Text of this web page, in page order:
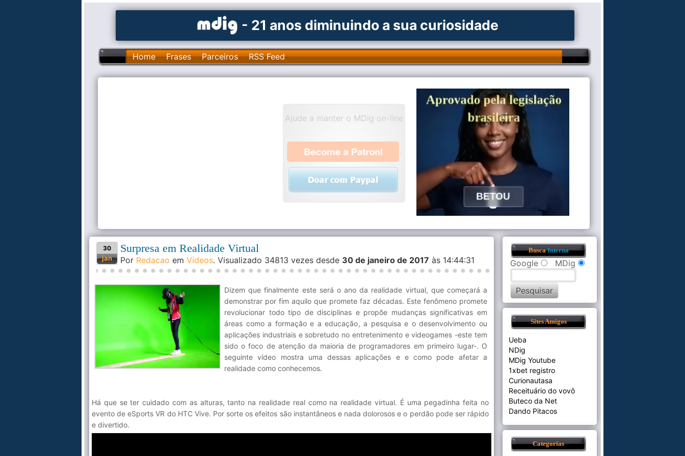
- 21 anos diminuindo a sua curiosidade
Home Frases Parceiros RSS Feed
Ajude a manter o MDig on-line
.
30
jan
Surpresa em Realidade Virtual
Por Redacao em Vídeos. Visualizado 34813 vezes desde 30 de janeiro de 2017 às 14:44:31
Dizem que finalmente este será o ano da realidade virtual, que começará a
demonstrar por fim aquilo que promete faz décadas. Este fenômeno promete
revolucionar todo tipo de disciplinas e propõe mudanças significativas em
áreas como a formação e a educação, a pesquisa e o desenvolvimento ou
aplicações industriais e sobretudo no entretenimento e videogames -este tem
sido o foco de atenção da maioria de programadores em primeiro lugar-. O
seguinte vídeo mostra uma dessas aplicações e e como pode afetar a
realidade como conhecemos.
Há que se ter cuidado com as alturas, tanto na realidade real como na realidade virtual. É uma pegadinha feita no
evento de eSports VR do HTC Vive. Por sorte os efeitos são instantâneos e nada dolorosos e o perdão pode ser rápido
e divertido.
BuscaInterna
Google MDig
Sites Amigos
Ueba
NDig
MDig Youtube
1xbet registro
Curionautasa
Receituário do vovô
Buteco da Net
Dando Pitacos
Categorias